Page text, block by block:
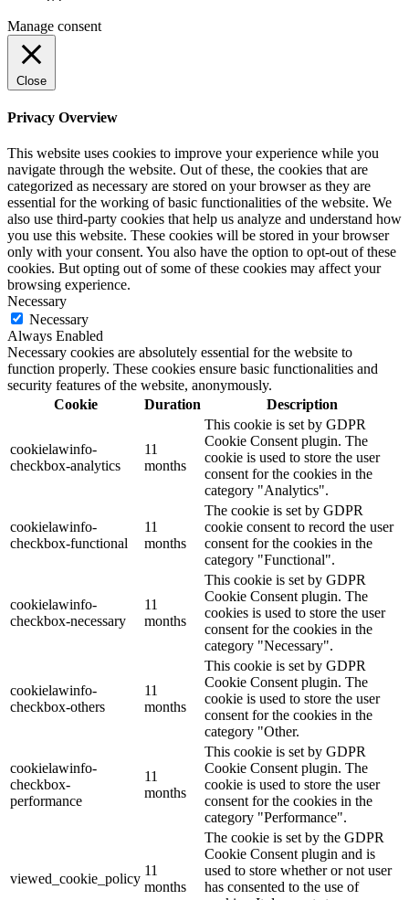
Manage consent
Close
Privacy Overview
This website uses cookies to improve your experience while you
navigate through the website. Out of these, the cookies that are
categorized as necessary are stored on your browser as they are
essential for the working of basic functionalities of the website. We
also use third-party cookies that help us analyze and understand how
you use this website. These cookies will be stored in your browser
only with your consent. You also have the option to opt-out of these
cookies. But opting out of some of these cookies may affect your
browsing experience.
Necessary
Necessary
Always Enabled
Necessary cookies are absolutely essential for the website to
function properly. These cookies ensure basic functionalities and
security features of the website, anonymously.
Cookie
Duration Description
cookielawinfo-
checkbox-analytics
11
months
This cookie is set by GDPR
Cookie Consent plugin. The
cookie is used to store the user
consent for the cookies in the
category "Analytics".
cookielawinfo-
checkbox-functional
11
months
The cookie is set by GDPR
cookie consent to record the user
consent for the cookies in the
category "Functional".
cookielawinfo-
checkbox-necessary
11
months
This cookie is set by GDPR
Cookie Consent plugin. The
cookies is used to store the user
consent for the cookies in the
category "Necessary".
cookielawinfo-
checkbox-others
11
months
This cookie is set by GDPR
Cookie Consent plugin. The
cookie is used to store the user
consent for the cookies in the
category "Other.
cookielawinfo-
checkbox-
performance
11
months
This cookie is set by GDPR
Cookie Consent plugin. The
cookie is used to store the user
consent for the cookies in the
category "Performance".
viewed_cookie_policy
11
months
The cookie is set by the GDPR
Cookie Consent plugin and is
used to store whether or not user
has consented to the use of